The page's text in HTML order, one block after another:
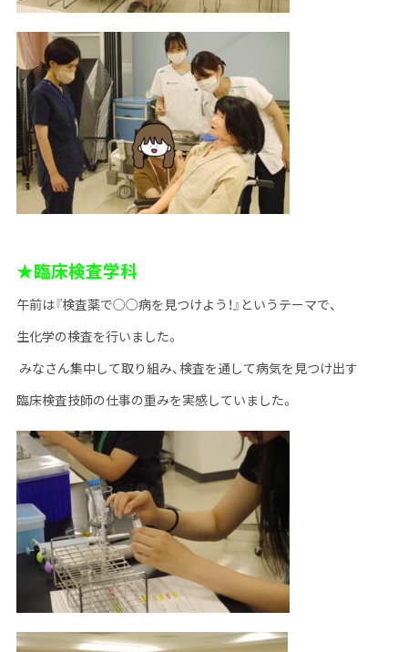
★臨床検査学科
午前は『検査薬で○○病を見つけよう！』というテーマで、
生化学の検査を行いました。
みなさん集中して取り組み、検査を通して病気を見つけ出す
臨床検査技師の仕事の重みを実感していました。